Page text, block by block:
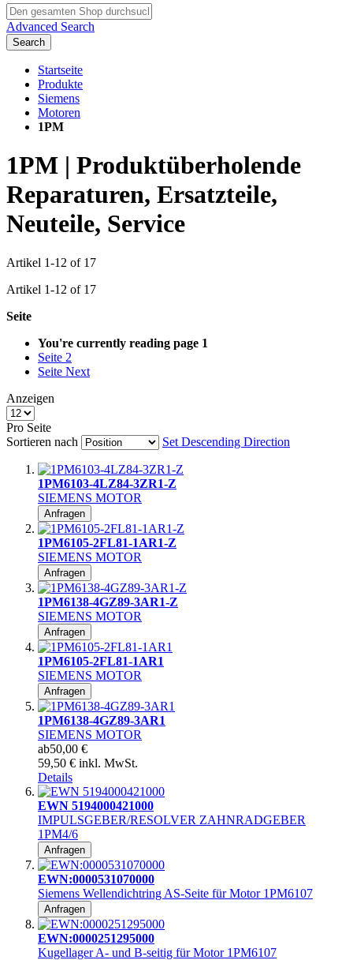
Advanced Search
Search
Startseite
Produkte
Siemens
Motoren
1PM
1PM | Produktüberholende
Reparaturen, Ersatzteile,
Neuteile, Service
Artikel 1-12 of 17
Artikel 1-12 of 17
Seite
You're currently reading page 1
Seite 2
Seite Next
Anzeigen
Pro Seite
Sortieren nach
Set Descending Direction
1PM6103-4LZ84-3ZR1-Z
SIEMENS MOTOR
Anfragen
1PM6105-2FL81-1AR1-Z
SIEMENS MOTOR
Anfragen
1PM6138-4GZ89-3AR1-Z
SIEMENS MOTOR
Anfragen
1PM6105-2FL81-1AR1
SIEMENS MOTOR
Anfragen
1PM6138-4GZ89-3AR1
SIEMENS MOTOR
ab50,00 €
59,50 € inkl. MwSt.
Details
EWN 5194000421000
IMPULSGEBER/RESOLVER ZAHNRADGEBER
1PM4/6
Anfragen
EWN:0000531070000
Siemens Wellendichtring AS-Seite für Motor 1PM6107
Anfragen
EWN:0000251295000
Kugellager A- und B-seitig für Motor 1PM6107